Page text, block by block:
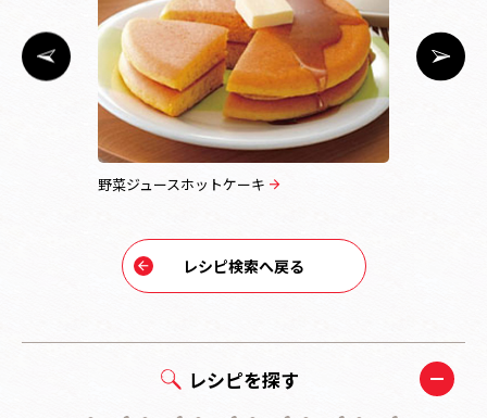
レシピを探す
野菜ジュースホットケーキ
レシピ検索へ戻る